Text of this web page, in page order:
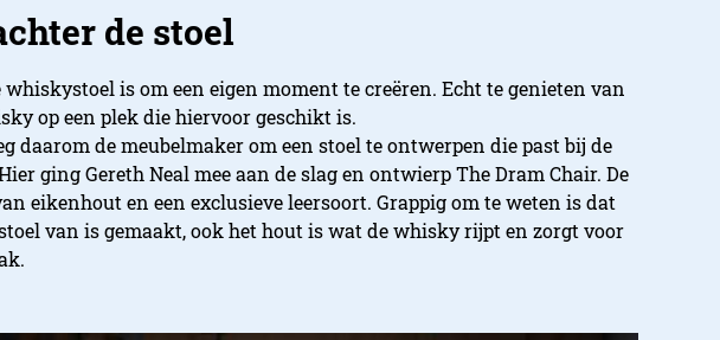
de stoel
whiskystoel is om een eigen moment te creëren. Echt te genieten van
op een plek die hiervoor geschikt is.
daarom de meubelmaker om een stoel te ontwerpen die past bij de
ging Gereth Neal mee aan de slag en ontwierp The Dram Chair. De
eikenhout en een exclusieve leersoort. Grappig om te weten is dat
van is gemaakt, ook het hout is wat de whisky rijpt en zorgt voor